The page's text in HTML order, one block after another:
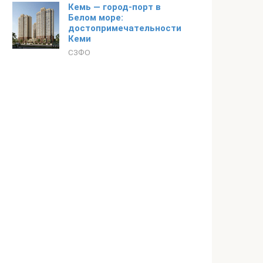
Кемь — город-порт в
Белом море:
достопримечательности
Кеми
СЗФО